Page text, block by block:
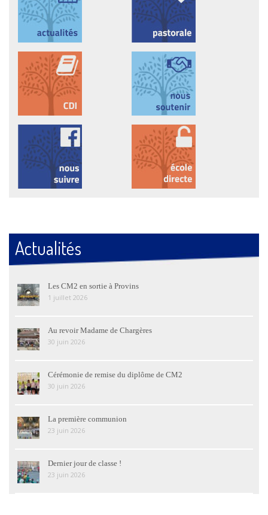
Actualités
Les CM2 en sortie à Provins
1 juillet 2026
Au revoir Madame de Chargères
30 juin 2026
Cérémonie de remise du diplôme de CM2
30 juin 2026
La première communion
23 juin 2026
Dernier jour de classe !
23 juin 2026